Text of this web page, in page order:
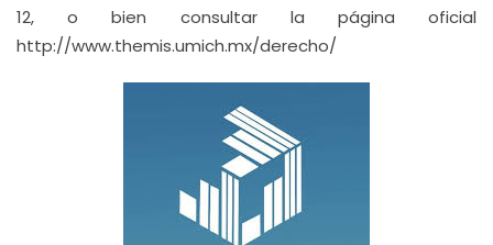
12, o bien consultar la página oficial
http://www.themis.umich.mx/derecho/